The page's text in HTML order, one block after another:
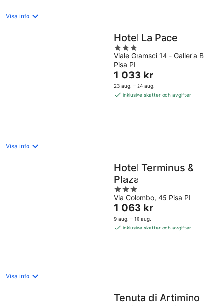
Visa info
Hotel La Pace
3
out
of
5
Viale Gramsci 14 - Galleria B
Pisa PI
Priset
är
1 033 kr
1 033 kr
23 aug. – 24 aug.
inklusive skatter och avgifter
Visa info
Hotel Terminus &
Plaza
3
out
of
5
Via Colombo, 45 Pisa PI
Priset
är
1 063 kr
1 063 kr
9 aug. – 10 aug.
inklusive skatter och avgifter
Visa info
Tenuta di Artimino